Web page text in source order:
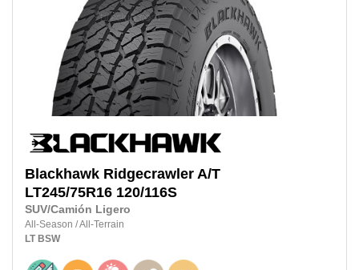
Blackhawk Ridgecrawler A/T
LT245/75R16 120/116S
SUV/Camión Ligero
All-Season /All-Terrain
LT BSW